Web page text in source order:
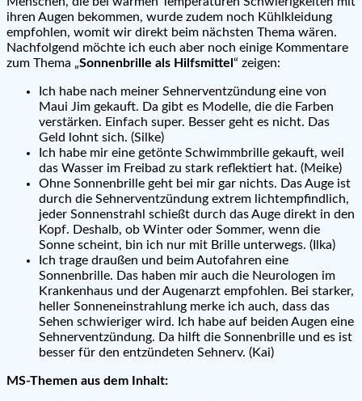
ihren Augen bekommen, wurde zudem noch Kühlkleidung
empfohlen, womit wir direkt beim nächsten Thema wären.
Nachfolgend möchte ich euch aber noch einige Kommentare
zum Thema „Sonnenbrille als Hilfsmittel “ zeigen:
Ich habe nach meiner Sehnerventzündung eine von
Maui Jim gekauft. Da gibt es Modelle, die die Farben
verstärken. Einfach super. Besser geht es nicht. Das
Geld lohnt sich. (Silke)
Ich habe mir eine getönte Schwimmbrille gekauft, weil
das Wasser im Freibad zu stark reflektiert hat. (Meike)
Ohne Sonnenbrille geht bei mir gar nichts. Das Auge ist
durch die Sehnerventzündung extrem lichtempfindlich,
jeder Sonnenstrahl schießt durch das Auge direkt in den
Kopf. Deshalb, ob Winter oder Sommer, wenn die
Sonne scheint, bin ich nur mit Brille unterwegs. (Ilka)
Ich trage draußen und beim Autofahren eine
Sonnenbrille. Das haben mir auch die Neurologen im
Krankenhaus und der Augenarzt empfohlen. Bei starker,
heller Sonneneinstrahlung merke ich auch, dass das
Sehen schwieriger wird. Ich habe auf beiden Augen eine
Sehnerventzündung. Da hilft die Sonnenbrille und es ist
besser für den entzündeten Sehnerv. (Kai)
MS-Themen aus dem Inhalt: